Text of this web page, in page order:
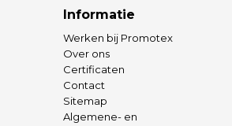
Informatie
Werken bij Promotex
Over ons
Certificaten
Contact
Sitemap
Algemene- en